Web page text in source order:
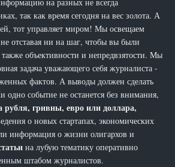
так как время сегодня на вес золота. А
тот управляет миром! Мы освещаем
отставая ни на шаг, чтобы вы были
объективности и непредвзятости. Мы
задача уважающего себя журналиста -
фактов. А выводы должен сделать
одно событие не останется без внимания,
рубля, гривны, евро или доллара,
о новых стартапах, экономических
информация о жизни олигархов и
на лубую тематику оперативно
штабом журналистов.